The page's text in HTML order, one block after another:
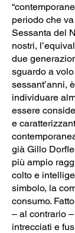
periodo che
Sessanta del
nostri,
due
sguardo a
sessant’anni,
individuare
essere
e
già Gillo
più ampio
colto e
simbolo, la
consumo.
– al contrario
intrecciati e